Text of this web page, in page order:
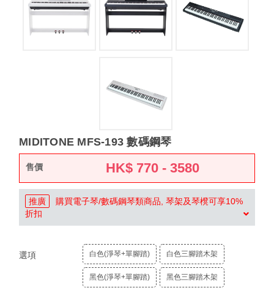
MIDITONE MFS-193 數碼鋼琴
售價 HK$ 770 - 3580
推廣
購買電子琴/數碼鋼琴類商品, 琴架及琴櫈可享10%
折扣
選項 白色(淨琴+單腳踏) 白色三腳踏木架
黑色(淨琴+單腳踏) 黑色三腳踏木架